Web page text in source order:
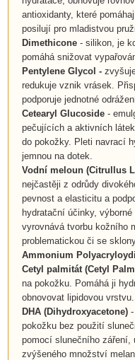
antioxidanty, které
posilují pro mladistvou
Dimethicone- silikon, je
pomáhá snižovat
Pentylene Glycol -
redukuje vznik vrásek.
podporuje jednotné
Cetearyl Glucoside -
pečujících a aktivních
do pokožky. Pleti navrací
jemnou na dotek.
Vodní meloun (Citrullus
nejčastěji z odrůdy
pevnost a elasticitu a
hydratační účinky,
vyrovnává tvorbu kožního
problematickou či se
Ammonium
Cetyl palmitát(Cetyl
na pokožku. Pomáhá ji
obnovovat lipidovou vrstvu.
DHA (Dihydroxyacetone)-
pokožku bez použití
pomocí slunečního záření,
zvýšeného množství